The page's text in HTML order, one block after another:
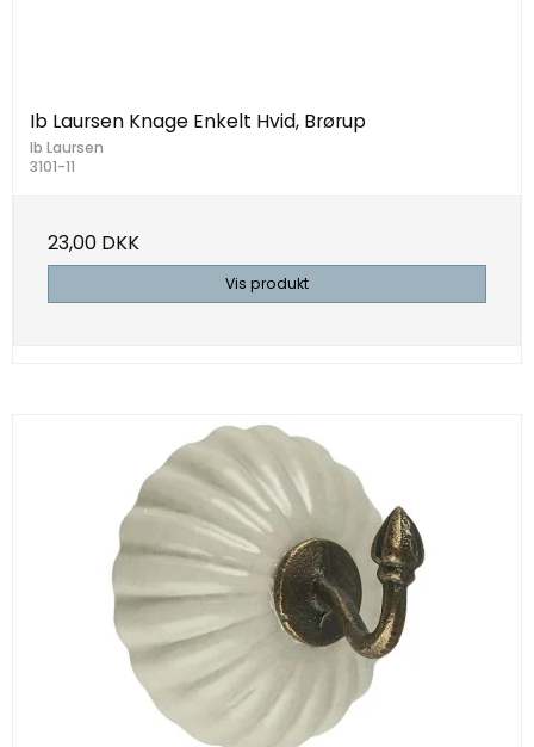
Ib Laursen Knage Enkelt Hvid, Brørup
Ib Laursen
3101-11
23,00 DKK
Vis produkt